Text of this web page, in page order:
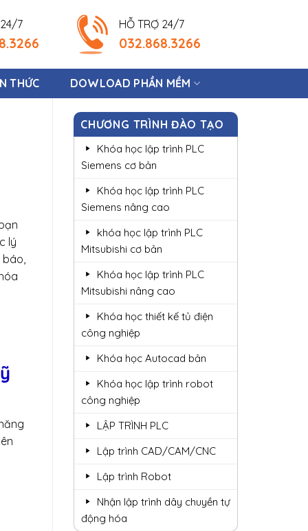
7 HỖ TRỢ 24/7
032.868.3266
THỨC DOWLOAD PHẦN MỀM
lý
CHƯƠNG TRÌNH ĐÀO TẠO
Khóa học lập trình PLC
Siemens cơ bản
Khóa học lập trình PLC
Siemens nâng cao
khóa học lập trình PLC
Mitsubishi cơ bản
Khóa học lập trình PLC
Mitsubishi nâng cao
Khóa học thiết kế tủ điện
công nghiệp
Khóa học Autocad bản
Khóa học lập trình robot
công nghiệp
LẬP TRÌNH PLC
Lập trình CAD/CAM/CNC
Lập trình Robot
Nhận lập trình dây chuyền tự
động hóa